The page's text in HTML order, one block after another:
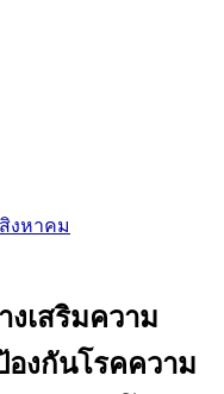
งหาคม
เสริมความ
งกันโรคความ